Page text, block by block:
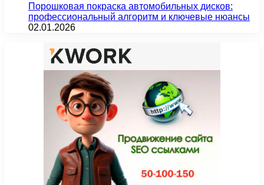
Порошковая покраска автомобильных дисков:
профессиональный алгоритм и ключевые нюансы
02.01.2026